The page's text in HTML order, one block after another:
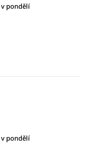
v pondělí
v pondělí